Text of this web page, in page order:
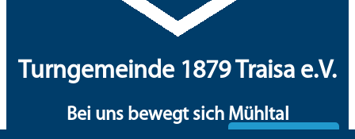
Turngemeinde 1879 Traisa e.V.
Bei uns bewegt sich Mühltal